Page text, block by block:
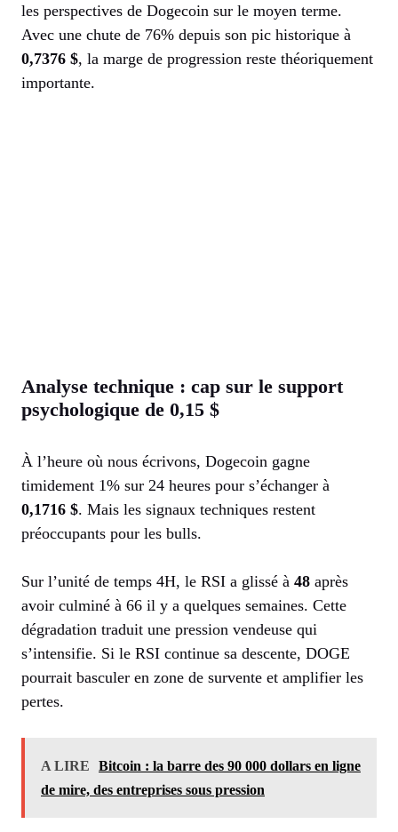
les perspectives de Dogecoin sur le moyen terme.
Avec une chute de 76% depuis son pic historique à
0,7376 $, la marge de progression reste théoriquement
importante.
Analyse technique : cap sur le support
psychologique de 0,15 $
À l’heure où nous écrivons, Dogecoin gagne
timidement 1% sur 24 heures pour s’échanger à
0,1716 $. Mais les signaux techniques restent
préoccupants pour les bulls.
Sur l’unité de temps 4H, le RSI a glissé à 48 après
avoir culminé à 66 il y a quelques semaines. Cette
dégradation traduit une pression vendeuse qui
s’intensifie. Si le RSI continue sa descente, DOGE
pourrait basculer en zone de survente et amplifier les
pertes.
A LIRE
Bitcoin : la barre des 90 000 dollars en ligne
de mire, des entreprises sous pression